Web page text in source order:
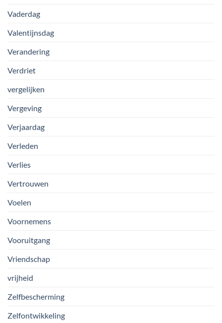
Vaderdag
Valentijnsdag
Verandering
Verdriet
vergelijken
Vergeving
Verjaardag
Verleden
Verlies
Vertrouwen
Voelen
Voornemens
Vooruitgang
Vriendschap
vrijheid
Zelfbescherming
Zelfontwikkeling